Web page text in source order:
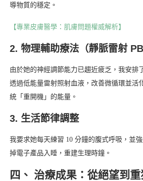
導物質的穩定。
【專業皮膚醫學：肌膚問題權威解析】
2. 物理輔助療法（靜脈雷射
由於她的神經調節能力已趨近疲乏，我安排
透過低能量雷射照射血液，改善微循環並活
統「重開機」的能量。
3. 生活節律調整
我要求她每天練習 10 分鐘的腹式呼吸，並
掉電子產品入睡，重建生理時鐘。
四、 治療成果：從絕望到